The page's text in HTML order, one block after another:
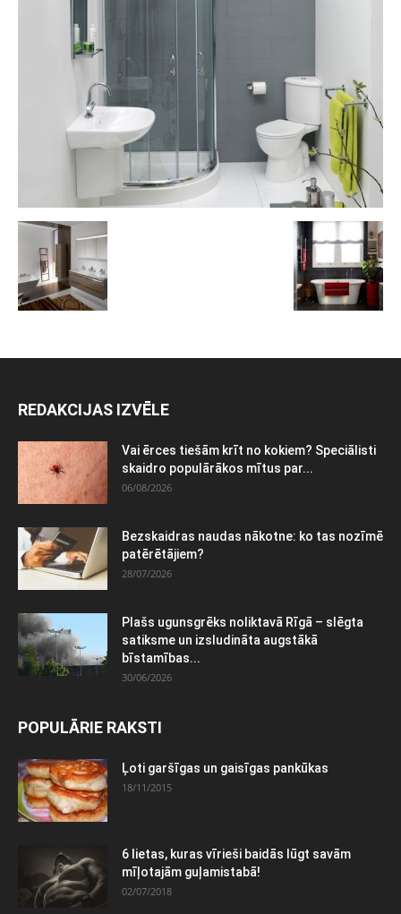
REDAKCIJAS IZVĒLE
Vai ērces tiešām krīt no kokiem? Speciālisti
skaidro populārākos mītus par...
06/08/2026
Bezskaidras naudas nākotne: ko tas nozīmē
patērētājiem?
28/07/2026
Plašs ugunsgrēks noliktavā Rīgā – slēgta
satiksme un izsludināta augstākā
bīstamības...
30/06/2026
POPULĀRIE RAKSTI
Ļoti garšīgas un gaisīgas pankūkas
18/11/2015
6 lietas, kuras vīrieši baidās lūgt savām
mīļotajām guļamistabā!
02/07/2018